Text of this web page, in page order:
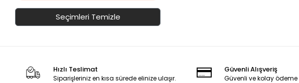
Seçimleri Temizle
Hızlı Teslimat
Siparişleriniz en kısa sürede elinize ulaşır.
Güvenli Alışveriş
Güvenli ve kolay